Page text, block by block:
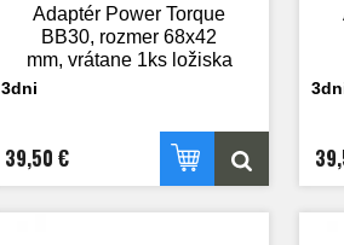
Adaptér Power Torque
BB30, rozmer 68x42
mm, vrátane 1ks ložiska
3dni
39,50 €